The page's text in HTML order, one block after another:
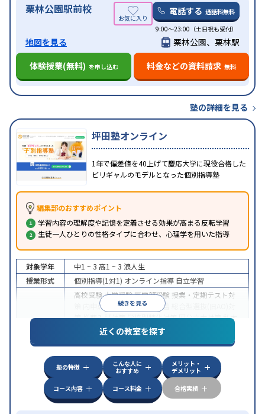
栗林公園駅前校 電話する 通話料無料
9:00～23:00（土日祝も受付）
地図を見る
栗林公園、栗林駅
体験授業(無料) を申し込む 料金などの資料請求 無料
塾の詳細を見る
坪田塾オンライン
1年で偏差値を40上げて慶応大学に現役合格した
ビリギャルのモデルとなった個別指導塾
編集部のおすすめポイント
学習内容の理解度や記憶を定着させる効果が高まる反転学習
生徒一人ひとりの性格タイプに合わせ、心理学を用いた指導
続きを見る
対象学年 中1 ~ 3 高1 ~ 3 浪人生
授業形式
個別指導(1対1) オンライン指導 自立学習
高校受験大学受験医学部受験 授業・定期テスト対
内申点対策学習習慣の定着
策推薦入試対策学校別特化対策国公立大対策私大
共通テスト対策英検(英語検定)対策
その
特徴
中高一貫校生に対応授業の振替可能 不登校生に対
学習にPC・タブレットを利用オンライン対応
科目から受講可能季節講習のみの受講可発達障害
の子どもに対応
近くの教室を探す
塾の特徴
こんな人に
おすすめ
メリット・
デメリット
コース内容
コース料金 合格実績